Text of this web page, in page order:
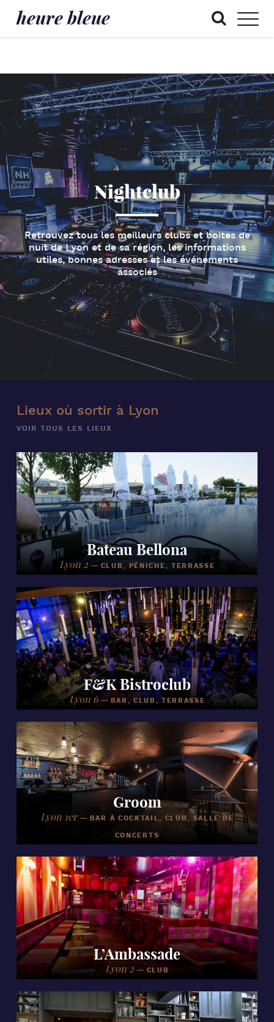
heure bleue
Nightclub
Retrouvez tous les meilleurs clubs etboites de
nuit de Lyonet de sa région, les informations
utiles, bonnes adresses et les événements
associés
Lieux où sortir à Lyon
VOIR TOUS LES LIEUX
Bateau Bellona
Lyon 2— CLUB, PÉNICHE, TERRASSE
F&K Bistroclub
Lyon 6— BAR, CLUB, TERRASSE
Groom
Lyon 1er— BAR À COCKTAIL, CLUB, SALLE DE
CONCERTS
L’Ambassade
Lyon 2— CLUB